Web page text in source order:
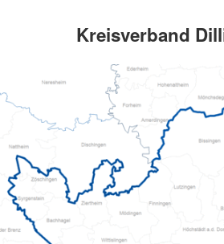
Kreisverband